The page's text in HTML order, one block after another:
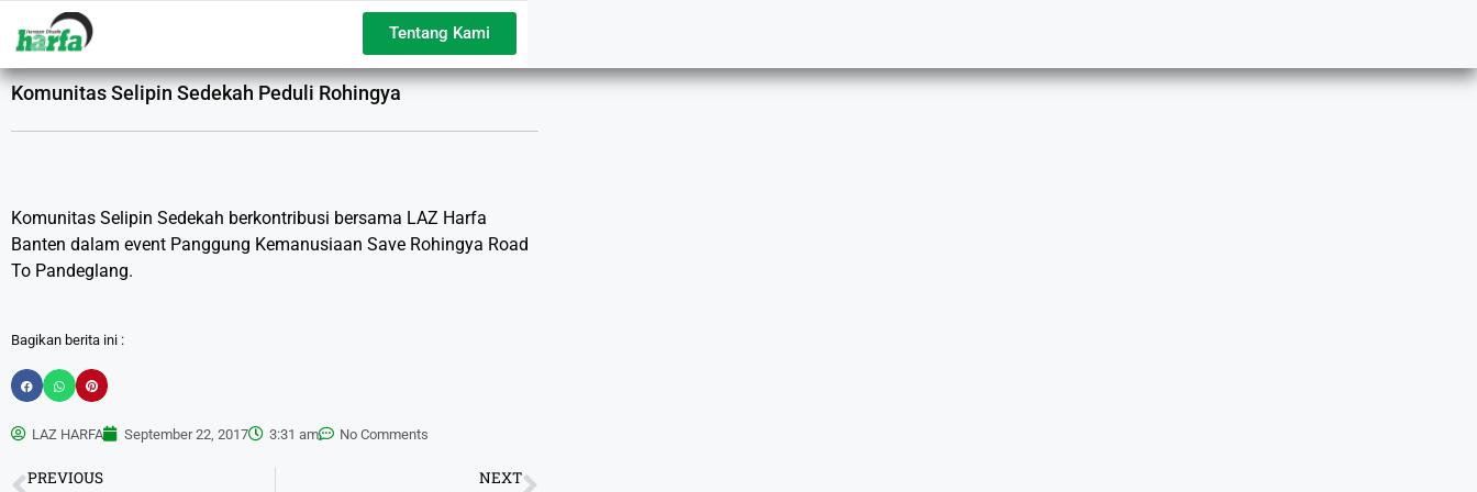
Tentang Kami
Komunitas Selipin Sedekah Peduli Rohingya
Komunitas Selipin Sedekah berkontribusi bersama LAZ Harfa
Banten dalam event Panggung Kemanusiaan Save Rohingya Road
To Pandeglang.
Bagikan berita ini :
LAZ HARFA September 22, 2017 3:31 am No Comments
PREVIOUS NEXT